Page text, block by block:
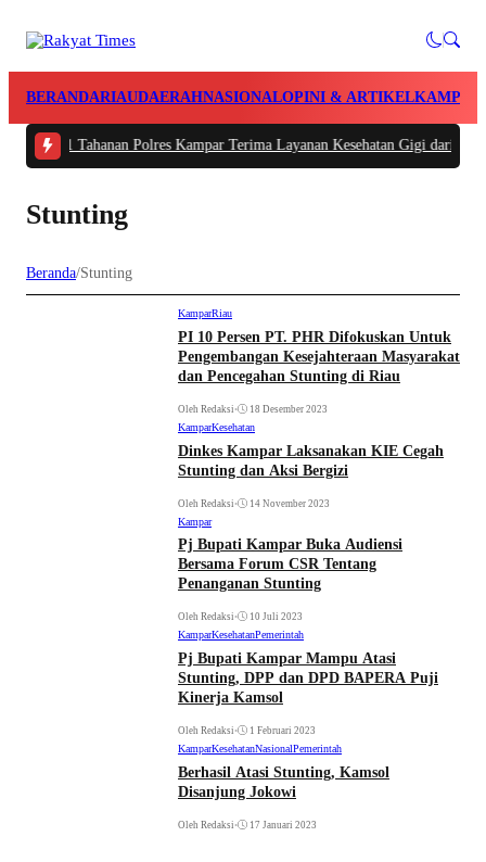
BERANDARIAUDAERAHNASIONALOPINI & ARTIKELKAMPAR
101 Tahanan Polres Kampar Terima Layanan Kesehatan Gigi dari Tim
Stunting
Beranda/Stunting
KamparRiau
PI 10 Persen PT. PHR Difokuskan Untuk
Pengembangan Kesejahteraan Masyarakat
dan Pencegahan Stunting di Riau
Oleh Redaksi • 18 Desember 2023
KamparKesehatan
Dinkes Kampar Laksanakan KIE Cegah
Stunting dan Aksi Bergizi
Oleh Redaksi • 14 November 2023
Kampar
Pj Bupati Kampar Buka Audiensi
Bersama Forum CSR Tentang
Penanganan Stunting
Oleh Redaksi • 10 Juli 2023
KamparKesehatanPemerintah
Pj Bupati Kampar Mampu Atasi
Stunting, DPP dan DPD BAPERA Puji
Kinerja Kamsol
Oleh Redaksi • 1 Februari 2023
KamparKesehatanNasionalPemerintah
Berhasil Atasi Stunting, Kamsol
Disanjung Jokowi
Oleh Redaksi • 17 Januari 2023